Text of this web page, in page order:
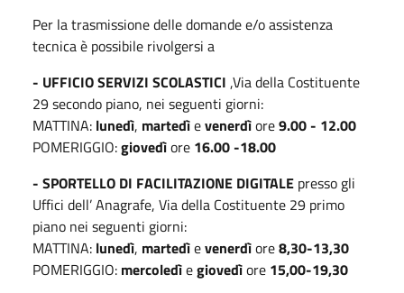
Per la trasmissione delle domande e/o assistenza
tecnica è possibile rivolgersi a
- UFFICIO SERVIZI SCOLASTICI ,Via della Costituente
29 secondo piano, nei seguenti giorni:
MATTINA: lunedì, martedìevenerdìore9.00 - 12.00
POMERIGGIO:giovedìore 16.00 -18.00
- SPORTELLO DI FACILITAZIONE DIGITALE presso gli
Uffici dell’ Anagrafe, Via della Costituente 29 primo
piano nei seguenti giorni:
MATTINA: lunedì, martedìevenerdìore8,30-13,30
POMERIGGIO: mercoledìegiovedìore 15,00-19,30